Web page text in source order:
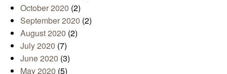
October 2020 (2)
September 2020 (2)
August 2020 (2)
July 2020 (7)
June 2020 (3)
May 2020 (5)